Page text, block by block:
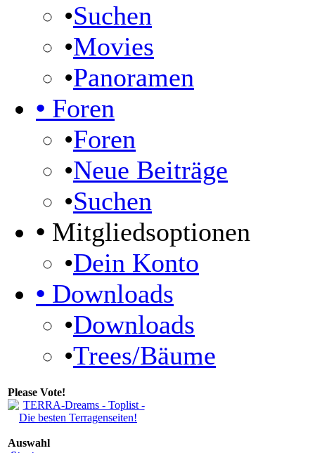
•Suchen
•Movies
•Panoramen
• Foren
•Foren
•Neue Beiträge
•Suchen
• Mitgliedsoptionen
•Dein Konto
• Downloads
•Downloads
•Trees/Bäume
Please Vote!
Auswahl